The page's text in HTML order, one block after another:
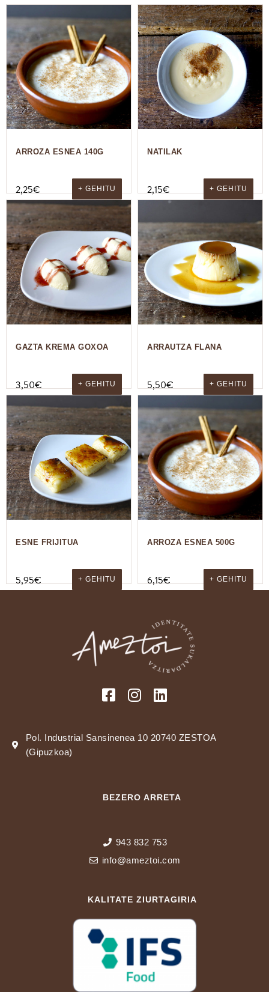
ARROZA ESNEA 140G
2,25€ + GEHITU
NATILAK
2,15€ + GEHITU
GAZTA KREMA GOXOA
3,50€ + GEHITU
ARRAUTZA FLANA
5,50€ + GEHITU
ESNE FRIJITUA
5,95€ + GEHITU
ARROZA ESNEA 500G
6,15€ + GEHITU
Pol. Industrial Sansinenea 10 20740 ZESTOA
(Gipuzkoa)
BEZERO ARRETA
943 832 753
info@ameztoi.com
KALITATE ZIURTAGIRIA